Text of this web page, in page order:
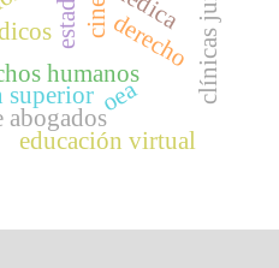
humanos
superior
abogados
educación virtual
oea
estado cine derecho